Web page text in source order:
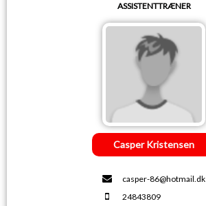
ASSISTENTTRÆNER
Casper Kristensen
casper-86@hotmail.dk
24843809